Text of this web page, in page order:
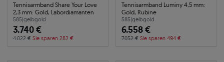
Tennisarmband Share Your Love
2,3 mm: Gold, Labordiamanten
585|gelbgold
3.740 €
4.022 € Sie sparen 282 €
Tennisarmband Luminy 4,5 mm:
Gold, Rubine
585|gelbgold
6.558 €
7.052 € Sie sparen 494 €